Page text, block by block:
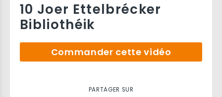
10 Joer Ettelbrécker
Bibliothéik
Commander cette vidéo
PARTAGER SUR